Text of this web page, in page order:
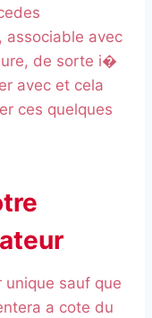
associable avec
de sorte i�
avec et cela
ces quelques
unique sauf que
a cote du